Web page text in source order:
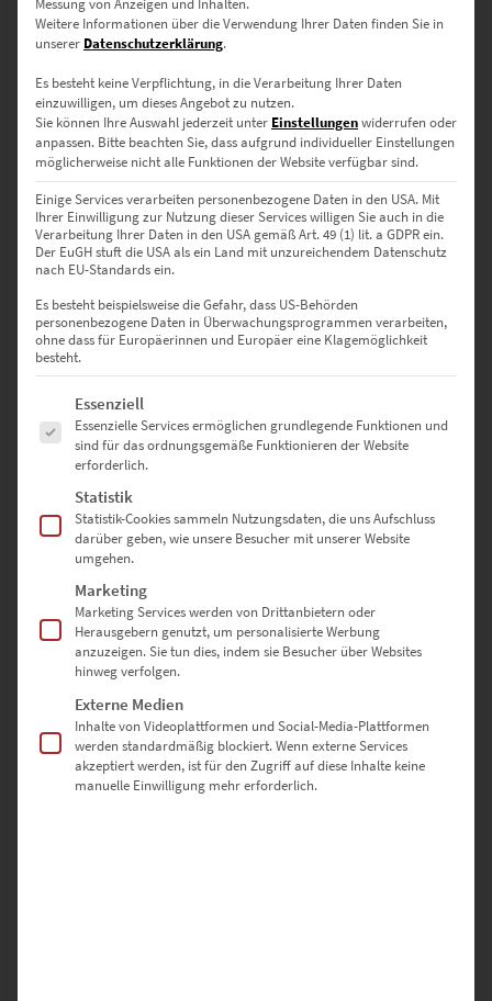
Angenehm ist diese Zurückhaltung, wenn Fotokunstwerke voller
Entdeckungen stecken. Unsere Wandbilder, die beispielsweise
Stadtmotive als Planeten darstellen, begeistern mit der:
unkonventionellen Fototechnik
dreidimensionalen Anmutung
detailreichen Lebhaftigkeit urbaner Settings
Auf die vielzähligen Impressionen können sich die Augen einlassen,
weil der weitgehend einfarbige Hintergrund und quadratische
Auftritt davon nicht ablenken. So kommen die Planeten, die
Berliner Attraktionen, Stuttgarter Sehenswürdigkeiten oder den
Schick der schwäbischen Kleinstadt als eigenständiges Erdenrund
darstellen, besonders eindrucksvoll zur Geltung.
Bildwirkung mit einem Format
betonen, das quadratisch ist
So außergewöhnlich wie die Ausstellungsstücke im Inneren zeigt
sich das Stuttgarter Kunstmuseum von außen, damit sich ein Bezug
zwischen dem Gebäude und seiner Funktion ergibt. Überraschend
transparent präsentiert sich vor allem abends die Glasfassade.
Genauso unkonventionell ist bei dem Bauwerk die Würfelform.
Geschickt unterstreicht ein Wandbild die Besonderheiten des
architektonischen Motivs, wenn es quadratisch und demnach
ebenfalls gleichförmig ist.
Fotos von Landschaften beruhigen den Geist und verleihen dem
Raum harmonisierendes Flair. Dafür ist unsere winterliche
Nachtaufnahme „Blue Ice“ ein gelungenes Beispiel. Steht bei deiner
Einrichtungsidee diese Wirkung im Vordergrund? Wenn du
Naturmotive als Wandbilder auf quadratischer Leinwand
Messung von Anzeigen und Inhalten.
Weitere Informationen über die Verwendung Ihrer Daten finden Sie in
unserer Datenschutzerklärung.
Es besteht keine Verpflichtung, in die Verarbeitung Ihrer Daten
einzuwilligen, um dieses Angebot zu nutzen.
Sie können Ihre Auswahl jederzeit unter Einstellungenwiderrufen oder
anpassen. Bitte beachten Sie, dass aufgrund individueller Einstellungen
möglicherweise nicht alle Funktionen der Website verfügbar sind.
Einige Services verarbeiten personenbezogene Daten in den USA. Mit
Ihrer Einwilligung zur Nutzung dieser Services willigen Sie auch in die
Verarbeitung Ihrer Daten in den USA gemäß Art. 49 (1) lit. a GDPR ein.
Der EuGH stuft die USA als ein Land mit unzureichendem Datenschutz
nach EU-Standards ein.
Es besteht beispielsweise die Gefahr, dass US-Behörden
personenbezogene Daten in Überwachungsprogrammen verarbeiten,
ohne dass für Europäerinnen und Europäer eine Klagemöglichkeit
besteht.
Es folgt eine Liste der Service-Gruppen, für die eine Einwilligung
Essenziell
Essenzielle Services ermöglichen grundlegende Funktionen und
sind für das ordnungsgemäße Funktionieren der Website
erforderlich.
Statistik
Statistik-Cookies sammeln Nutzungsdaten, die uns Aufschluss
darüber geben, wie unsere Besucher mit unserer Website
umgehen.
Marketing
Marketing Services werden von Drittanbietern oder
Herausgebern genutzt, um personalisierte Werbung
anzuzeigen. Sie tun dies, indem sie Besucher über Websites
hinweg verfolgen.
Externe Medien
Inhalte von Videoplattformen und Social-Media-Plattformen
werden standardmäßig blockiert. Wenn externe Services
akzeptiert werden, ist für den Zugriff auf diese Inhalte keine
manuelle Einwilligung mehr erforderlich.